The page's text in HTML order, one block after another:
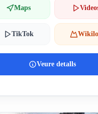
Maps
TikTok
Veure detalls